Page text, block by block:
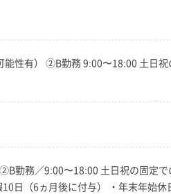
性有） ②B勤務 9:00〜18:00 土日
勤務／9:00〜18:00 土日祝の固定
日（6ヵ月後に付与） ・年末年始休